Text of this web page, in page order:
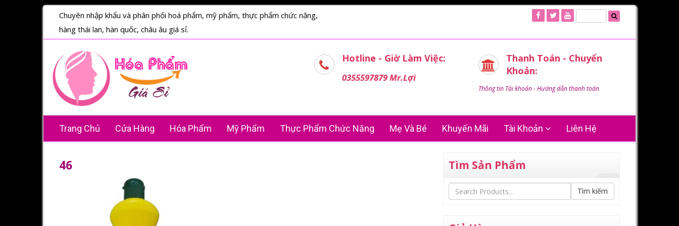
Chuyên nhập khẩu và phân phối hoá phẩm, mỹ phẩm, thực phẩm chức năng,
hàng thái lan, hàn quốc, châu âu giá sỉ.
Hotline - Giờ Làm Việc:
0355597879 Mr.Lợi
Thanh Toán - Chuyển
Khoản:
Thông tin Tài khoản - Hướng dẫn thanh toán
Trang Chủ Cửa Hàng Hóa Phẩm Mỹ Phẩm Thực Phẩm Chức Năng Mẹ Và Bé Khuyến Mãi Tài Khoản Liên Hệ
46 Tìm Sản Phẩm
Tìm kiếm